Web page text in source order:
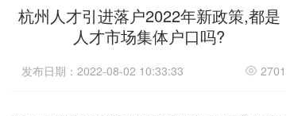
g
i
o
杭州人才引进落户2022年新政策,都是
人才市场集体户口吗?
发布日期：2022-08-02 10:33:33 2701